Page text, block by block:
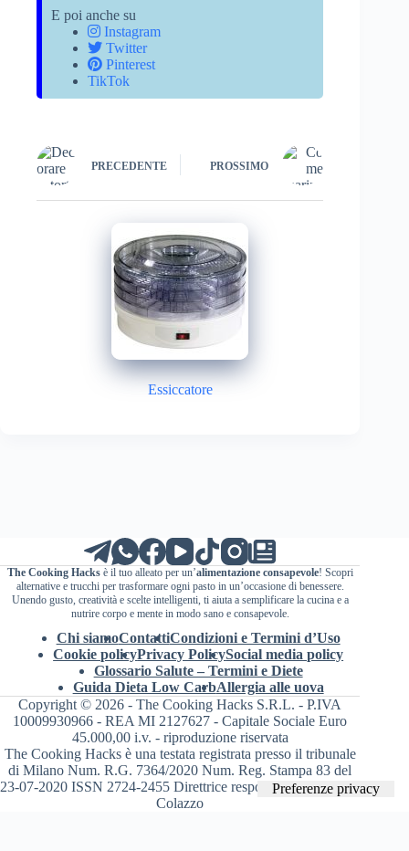
E poi anche su
Instagram
Twitter
Pinterest
TikTok
PRECEDENTE PROSSIMO
Essiccatore
The Cooking Hacksè il tuo alleato per un’alimentazione consapevole! Scopri
alternative e trucchi per trasformare ogni pasto in un’occasione di benessere.
Unendo gusto, creatività e scelte intelligenti, ti aiuta a semplificare la cucina e a
nutrire corpo e mente in modo sano e consapevole.
Chi siamoContattiCondizioni e Termini d’Uso
Cookie policyPrivacy PolicySocial media policy
Glossario Salute – Termini e Diete
Guida Dieta Low CarbAllergia alle uova
Copyright © 2026 - The Cooking Hacks S.R.L. - P.IVA
10009930966 - REA MI 2127627 - Capitale Sociale Euro
45.000,00 i.v. - riproduzione riservata
The Cooking Hacks è una testata registrata presso il tribunale
di Milano Num. R.G. 7364/2020 Num. Reg. Stampa 83 del
23-07-2020 ISSN 2724-2455 Direttrice responsabile Valentina
Colazzo